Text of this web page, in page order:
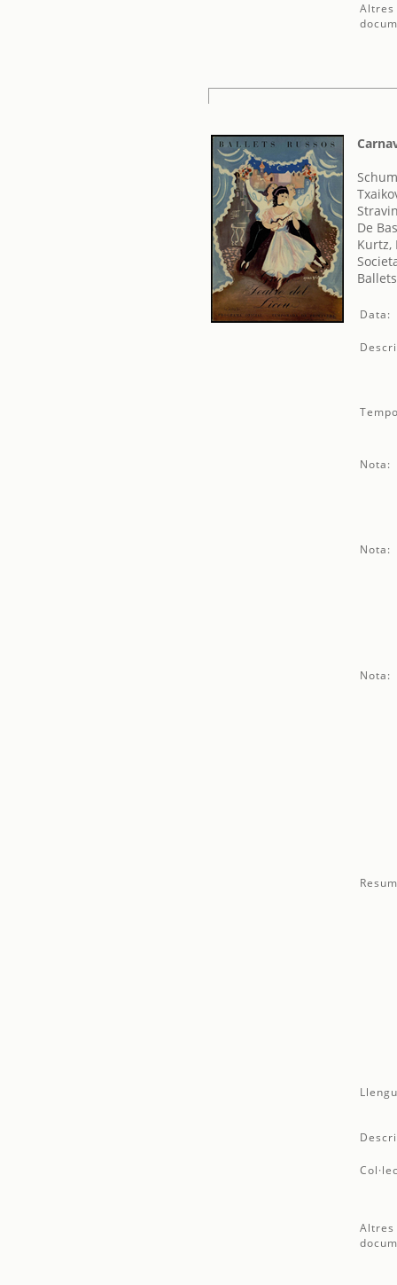
Altres
De
Kurtz,
Data:
Nota:
Nota:
Nota:
Altres